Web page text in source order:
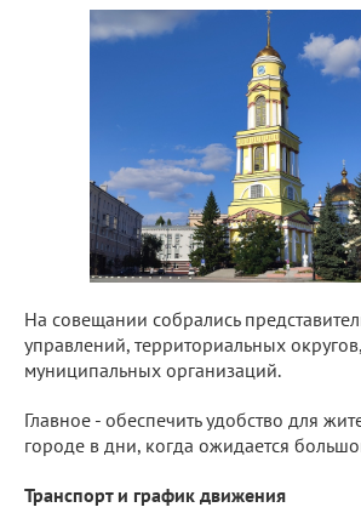
На совещании собрались
управлений, территориальных
муниципальных организаций.
Главное - обеспечить удобство для
городе в дни, когда ожидается
Транспорт и график движения